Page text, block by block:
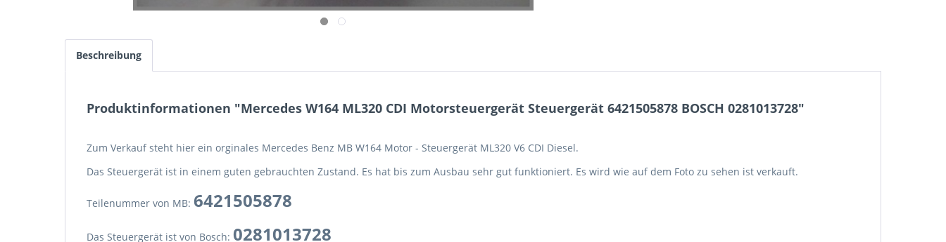
Beschreibung
Produktinformationen "Mercedes W164 ML320 CDI Motorsteuergerät Steuergerät 6421505878 BOSCH 0281013728"
Zum Verkauf steht hier ein orginales Mercedes Benz MB W164 Motor - Steuergerät ML320 V6 CDI Diesel.
Das Steuergerät ist in einem guten gebrauchten Zustand. Es hat bis zum Ausbau sehr gut funktioniert. Es wird wie auf dem Foto zu sehen ist verkauft.
Teilenummer von MB: 6421505878
Das Steuergerät ist von Bosch: 0281013728